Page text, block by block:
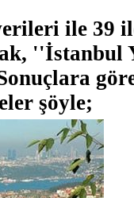
ile 39
''İstanbul
şöyle;